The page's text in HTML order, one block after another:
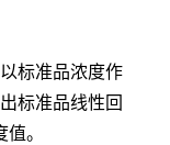
标准品浓度作
标准品线性回
。